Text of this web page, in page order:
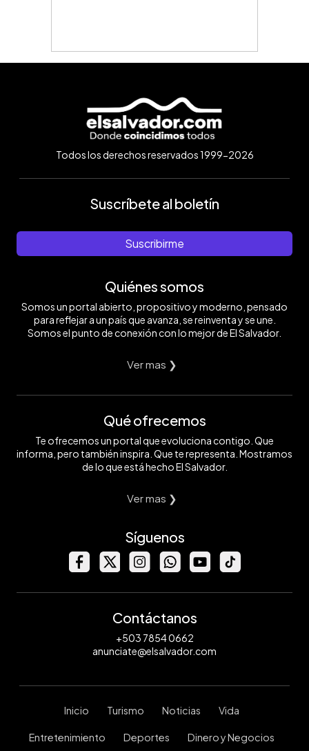
Todos los derechos reservados 1999-2026
Suscríbete al boletín
Suscribirme
Quiénes somos
Somos un portal abierto, propositivo y moderno, pensado
para reflejar a un país que avanza, se reinventa y se une.
Somos el punto de conexión con lo mejor de El Salvador.
Ver mas ❯
Qué ofrecemos
Te ofrecemos un portal que evoluciona contigo. Que
informa, pero también inspira. Que te representa. Mostramos
de lo que está hecho El Salvador.
Ver mas ❯
Síguenos
Contáctanos
+503 7854 0662
anunciate@elsalvador.com
Inicio Turismo Noticias Vida
Entretenimiento Deportes Dinero y Negocios